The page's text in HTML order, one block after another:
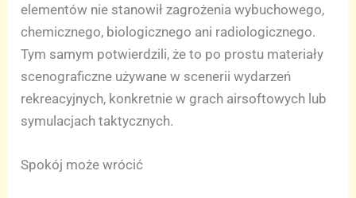
elementów nie stanowił zagrożenia wybuchowego,
chemicznego, biologicznego ani radiologicznego.
Tym samym potwierdzili, że to po prostu materiały
scenograficzne używane w scenerii wydarzeń
rekreacyjnych, konkretnie w grach airsoftowych lub
symulacjach taktycznych.
Spokój może wrócić